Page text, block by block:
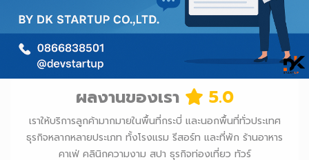
ผลงานของเรา 5.0
เราให้บริการลูกค้ามากมายในพื้นที่กระบี่ และนอกพื้นที่ทั่วประเทศ
ธุรกิจหลากหลายประเภท ทั้งโรงแรม รีสอร์ท และที่พัก ร้านอาหาร
คาเฟ่ คลินิกความงาม สปา ธุรกิจท่องเที่ยว ทัวร์